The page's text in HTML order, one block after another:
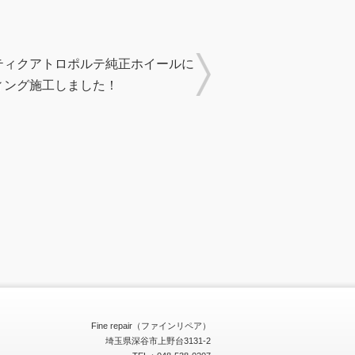
ィクアトロポルテ純正ホイールに
ング施工しました！
Fine repair（ファインリペア）
埼玉県深谷市上野台3131-2